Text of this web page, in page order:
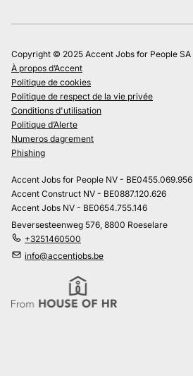
Copyright © 2025 Accent Jobs for People SA
À propos d’Accent
Politique de cookies
Politique de respect de la vie privée
Conditions d'utilisation
Politique d’Alerte
Numeros dagrement
Phishing
Accent Jobs for People NV - BE0455.069.956
Accent Construct NV - BE0887.120.626
Accent Jobs NV - BE0654.755.146
Beversesteenweg 576, 8800 Roeselare
+3251460500
info@accentjobs.be